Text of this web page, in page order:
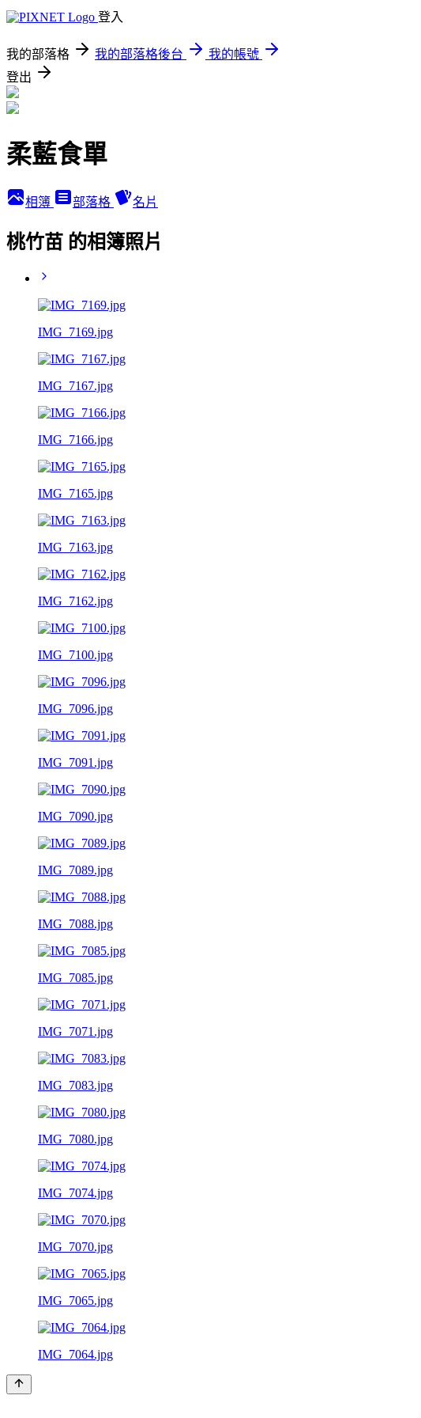
登入
我的部落格 我的部落格後台
我的帳號
登出
柔藍食單
相簿 部落格 名片
桃竹苗 的相簿照片
IMG_7169.jpg
IMG_7167.jpg
IMG_7166.jpg
IMG_7165.jpg
IMG_7163.jpg
IMG_7162.jpg
IMG_7100.jpg
IMG_7096.jpg
IMG_7091.jpg
IMG_7090.jpg
IMG_7089.jpg
IMG_7088.jpg
IMG_7085.jpg
IMG_7071.jpg
IMG_7083.jpg
IMG_7080.jpg
IMG_7074.jpg
IMG_7070.jpg
IMG_7065.jpg
IMG_7064.jpg